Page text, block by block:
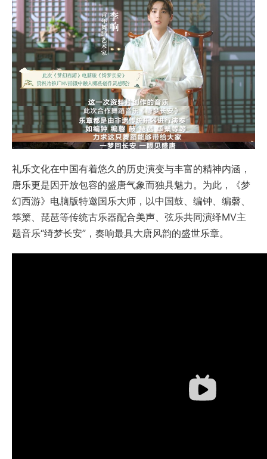
礼乐文化在中国有着悠久的历史演变与丰富的精神内涵，
唐乐更是因开放包容的盛唐气象而独具魅力。为此，《梦
幻西游》电脑版特邀国乐大师，以中国鼓、编钟、编磬、
筚篥、琵琶等传统古乐器配合美声、弦乐共同演绎MV主
题音乐“绮梦长安”，奏响最具大唐风韵的盛世乐章。